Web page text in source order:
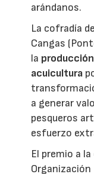
arándanos.
La cofradía
Cangas
la
acuicultura
a generar
pesqueros
esfuerzo
El premio a la